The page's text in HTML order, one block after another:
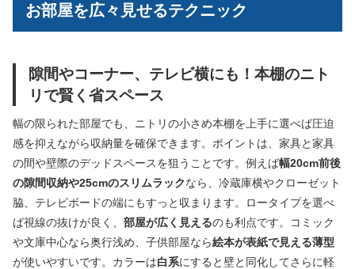
お部屋を広々見せるテクニック
隙間やコーナー、テレビ横にも！本棚のニト
リで賢く省スペース
幅の限られた部屋でも、ニトリの小さめ本棚を上手に選べば圧迫
感を抑えながら収納量を確保できます。ポイントは、家具と家具
の間や壁際のデッドスペースを狙うことです。例えば幅20cm前後
の隙間収納や25cmのスリムラックなら、冷蔵庫横やクローゼット
脇、テレビボードの端にもすっと収まります。ロータイプを選べ
ば視線の抜けが良く、 部屋が広く見えるのも利点です。コミック
や文庫中心なら奥行浅め、子供部屋なら絵本が表紙で見える薄型
が使いやすいです。カラーは白系にすると壁と同化してさらに軽